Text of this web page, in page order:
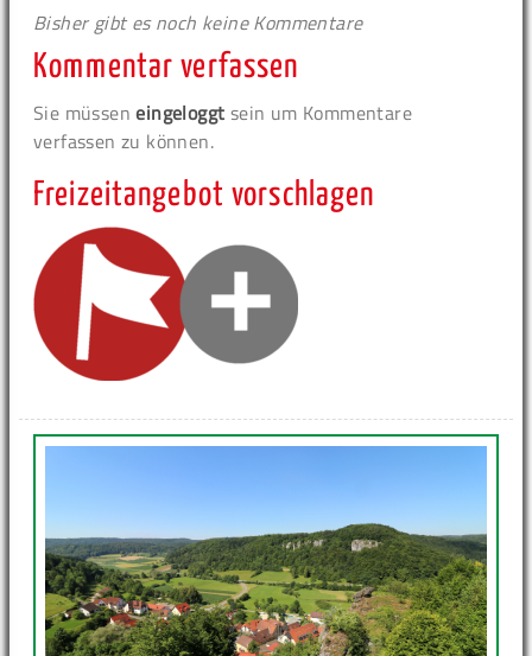
Bisher gibt es noch keine Kommentare
Kommentar verfassen
Sie müsseneingeloggt sein um Kommentare
verfassen zu können.
Freizeitangebot vorschlagen